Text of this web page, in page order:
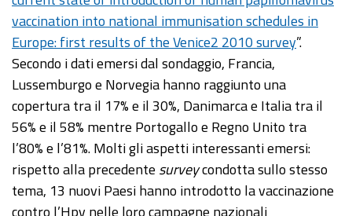
vaccination into national immunisation schedules in
Europe: first results of the Venice2 2010 survey”.
Secondo i dati emersi dal sondaggio, Francia,
Lussemburgo e Norvegia hanno raggiunto una
copertura tra il 17% e il 30%, Danimarca e Italia tra il
56% e il 58% mentre Portogallo e Regno Unito tra
l’80% e l’81%. Molti gli aspetti interessanti emersi:
rispetto alla precedente surveycondotta sullo stesso
tema, 13 nuovi Paesi hanno introdotto la vaccinazione